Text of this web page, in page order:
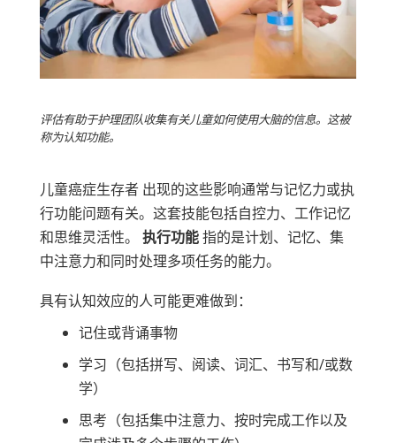
评估有助于护理团队收集有关儿童如何使用大脑的信息。这被
称为认知功能。
儿童癌症生存者 出现的这些影响通常与记忆力或执
行功能问题有关。这套技能包括自控力、工作记忆
和思维灵活性。 执行功能指的是计划、记忆、集
中注意力和同时处理多项任务的能力。
具有认知效应的人可能更难做到：
记住或背诵事物
学习（包括拼写、阅读、词汇、书写和/或数
学）
思考（包括集中注意力、按时完成工作以及